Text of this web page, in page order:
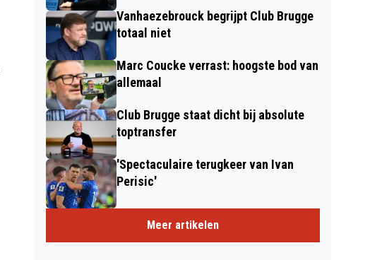
Vanhaezebrouck begrijpt Club Brugge
totaal niet
Marc Coucke verrast: hoogste bod van
allemaal
Club Brugge staat dicht bij absolute
toptransfer
'Spectaculaire terugkeer van Ivan
Perisic'
Meer artikelen